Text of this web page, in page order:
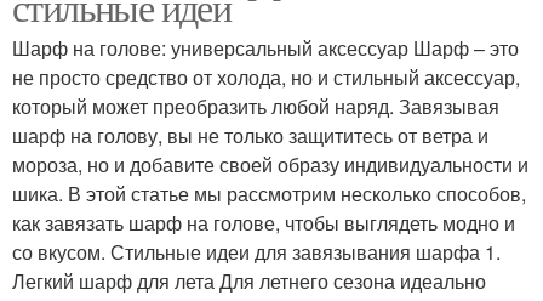
Шарф на голове: универсальный аксессуар Шарф – это
не просто средство от холода, но и стильный аксессуар,
который может преобразить любой наряд. Завязывая
шарф на голову, вы не только защититесь от ветра и
мороза, но и добавите своей образу индивидуальности и
шика. В этой статье мы рассмотрим несколько способов,
как завязать шарф на голове, чтобы выглядеть модно и
со вкусом. Стильные идеи для завязывания шарфа 1.
Легкий шарф для лета Для летнего сезона идеально